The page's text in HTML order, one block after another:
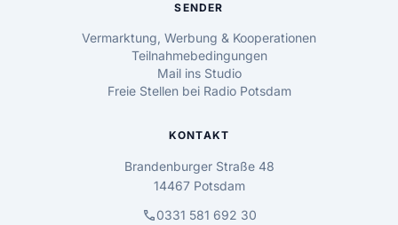
SENDER
Vermarktung, Werbung & Kooperationen
Teilnahmebedingungen
Mail ins Studio
Freie Stellen bei Radio Potsdam
KONTAKT
Brandenburger Straße 48
14467 Potsdam
call0331 581 692 30